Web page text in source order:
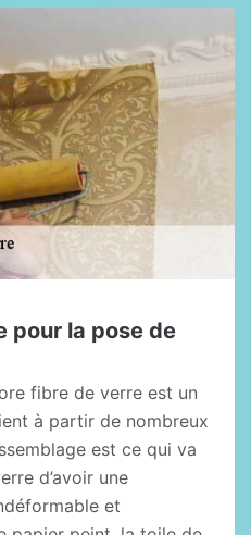
pour la pose de
fibre de verre est un
à partir de nombreux
est ce qui va
d’avoir une
et